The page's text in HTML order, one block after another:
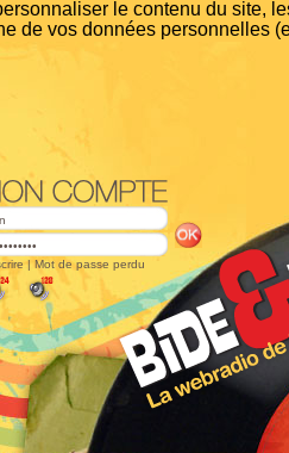
le contenu du site,
de vos données personnelles
| Mot de passe perdu